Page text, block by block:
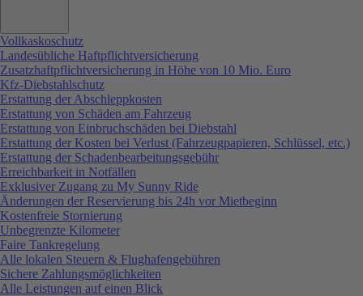
Vollkaskoschutz
Landesübliche Haftpflichtversicherung
Zusatzhaftpflichtversicherung in Höhe von 10 Mio. Euro
Kfz-Diebstahlschutz
Erstattung der Abschleppkosten
Erstattung von Schäden am Fahrzeug
Erstattung von Einbruchschäden bei Diebstahl
Erstattung der Kosten bei Verlust (Fahrzeugpapieren, Schlüssel, etc.)
Erstattung der Schadenbearbeitungsgebühr
Erreichbarkeit in Notfällen
Exklusiver Zugang zu My Sunny Ride
Änderungen der Reservierung bis 24h vor Mietbeginn
Kostenfreie Stornierung
Unbegrenzte Kilometer
Faire Tankregelung
Alle lokalen Steuern & Flughafengebühren
Sichere Zahlungsmöglichkeiten
Alle Leistungen auf einen Blick